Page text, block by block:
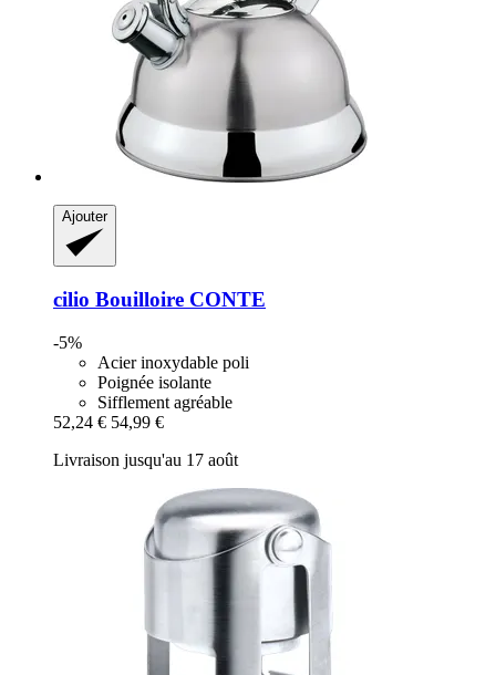
Ajouter
cilio Bouilloire CONTE
-5%
Acier inoxydable poli
Poignée isolante
Sifflement agréable
52,24 € 54,99 €
Livraison jusqu'au 17 août